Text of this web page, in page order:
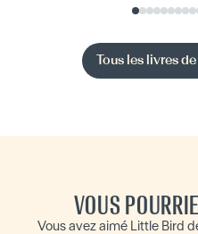
Tous les livres de
VOUS
Vous avez aimé Little Bird